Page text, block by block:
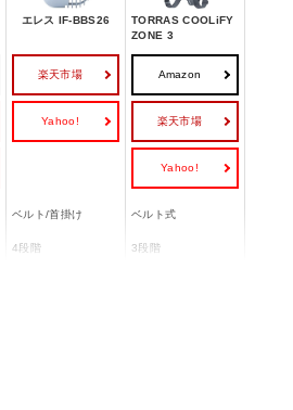
エレス IF-BBS26
TORRAS COOLiFY
ZONE 3
楽天市場
Yahoo!
Amazon
楽天市場
Yahoo!
ベルト/首掛け ベルト式
4段階 3段階